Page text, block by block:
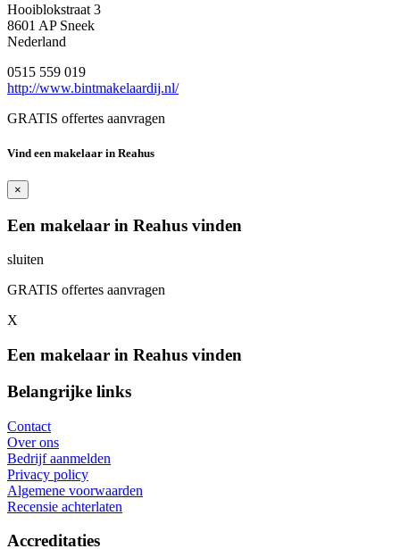
Hooiblokstraat 3
8601 AP Sneek
Nederland
0515 559 019
http://www.bintmakelaardij.nl/
GRATIS offertes aanvragen
Vind een makelaar in Reahus
×
Een makelaar in Reahus vinden
sluiten
GRATIS offertes aanvragen
X
Een makelaar in Reahus vinden
Belangrijke links
Contact
Over ons
Bedrijf aanmelden
Privacy policy
Algemene voorwaarden
Recensie achterlaten
Accreditaties